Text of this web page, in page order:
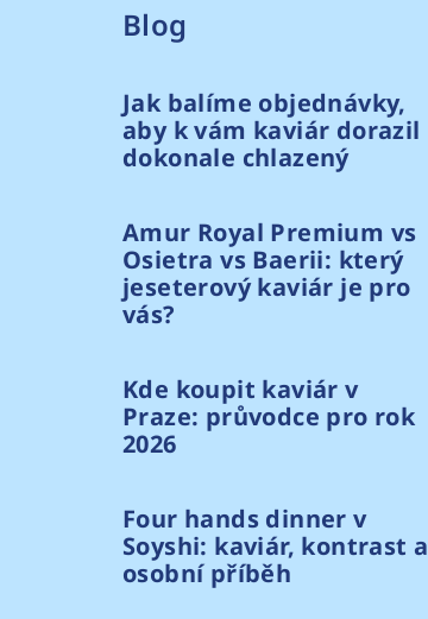
Blog
Jak balíme objednávky,
aby k vám kaviár dorazil
dokonale chlazený
Amur Royal Premium vs
Osietra vs Baerii: který
jeseterový kaviár je pro
vás?
Kde koupit kaviár v
Praze: průvodce pro rok
2026
Four hands dinner v
Soyshi: kaviár, kontrast a
osobní příběh